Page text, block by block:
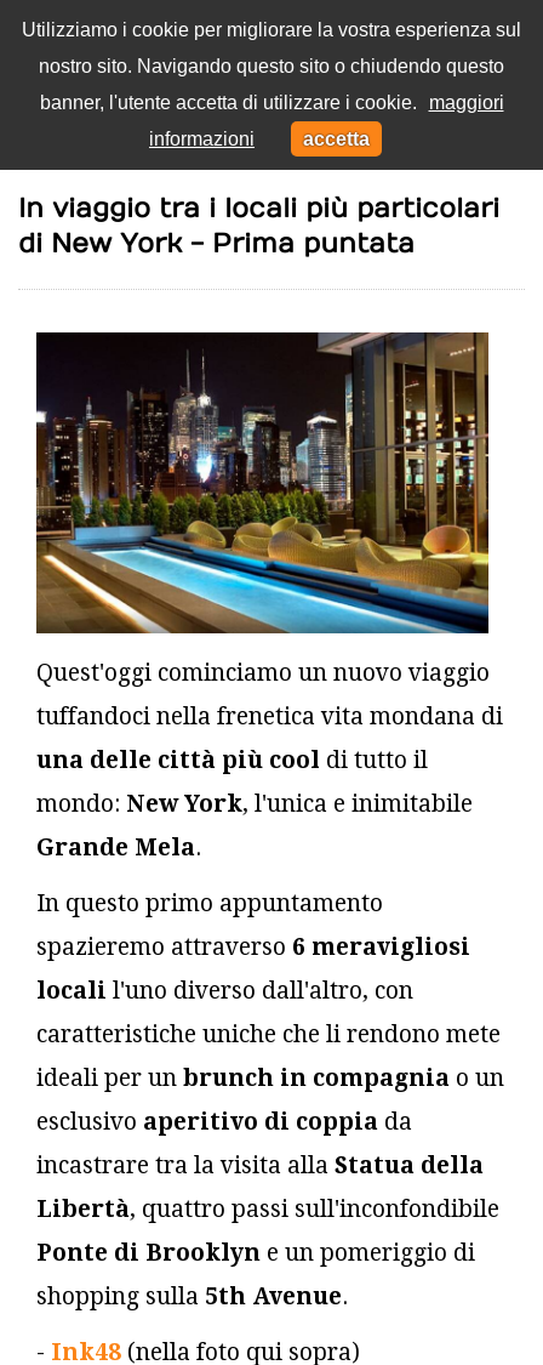
Utilizziamo i cookie per migliorare la vostra esperienza sul
nostro sito. Navigando questo sito o chiudendo questo
banner, l'utente accetta di utilizzare i cookie.
maggiori
informazioni
accetta
Menu
In viaggio tra i locali più particolari
di New York - Prima puntata
Quest'oggi cominciamo un nuovo viaggio
tuffandoci nella frenetica vita mondana di
una delle città più cool di tutto il
mondo: New York, l'unica e inimitabile
Grande Mela.
In questo primo appuntamento
spazieremo attraverso 6 meravigliosi
locali l'uno diverso dall'altro, con
caratteristiche uniche che li rendono mete
ideali per un brunch in compagnia o un
esclusivo aperitivo di coppia da
incastrare tra la visita alla Statua della
Libertà, quattro passi sull'inconfondibile
Ponte di Brooklyn e un pomeriggio di
shopping sulla 5th Avenue.
- Ink48 (nella foto qui sopra)